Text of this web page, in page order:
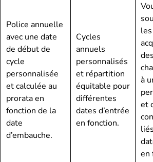
Police annuelle
avec une date
de début de
cycle
personnalisée
et calculée au
prorata en
fonction de la
date
d’embauche.
Cycles
annuels
personnalisés
et répartition
équitable pour
différentes
dates d’entrée
en fonction.
à
et
en